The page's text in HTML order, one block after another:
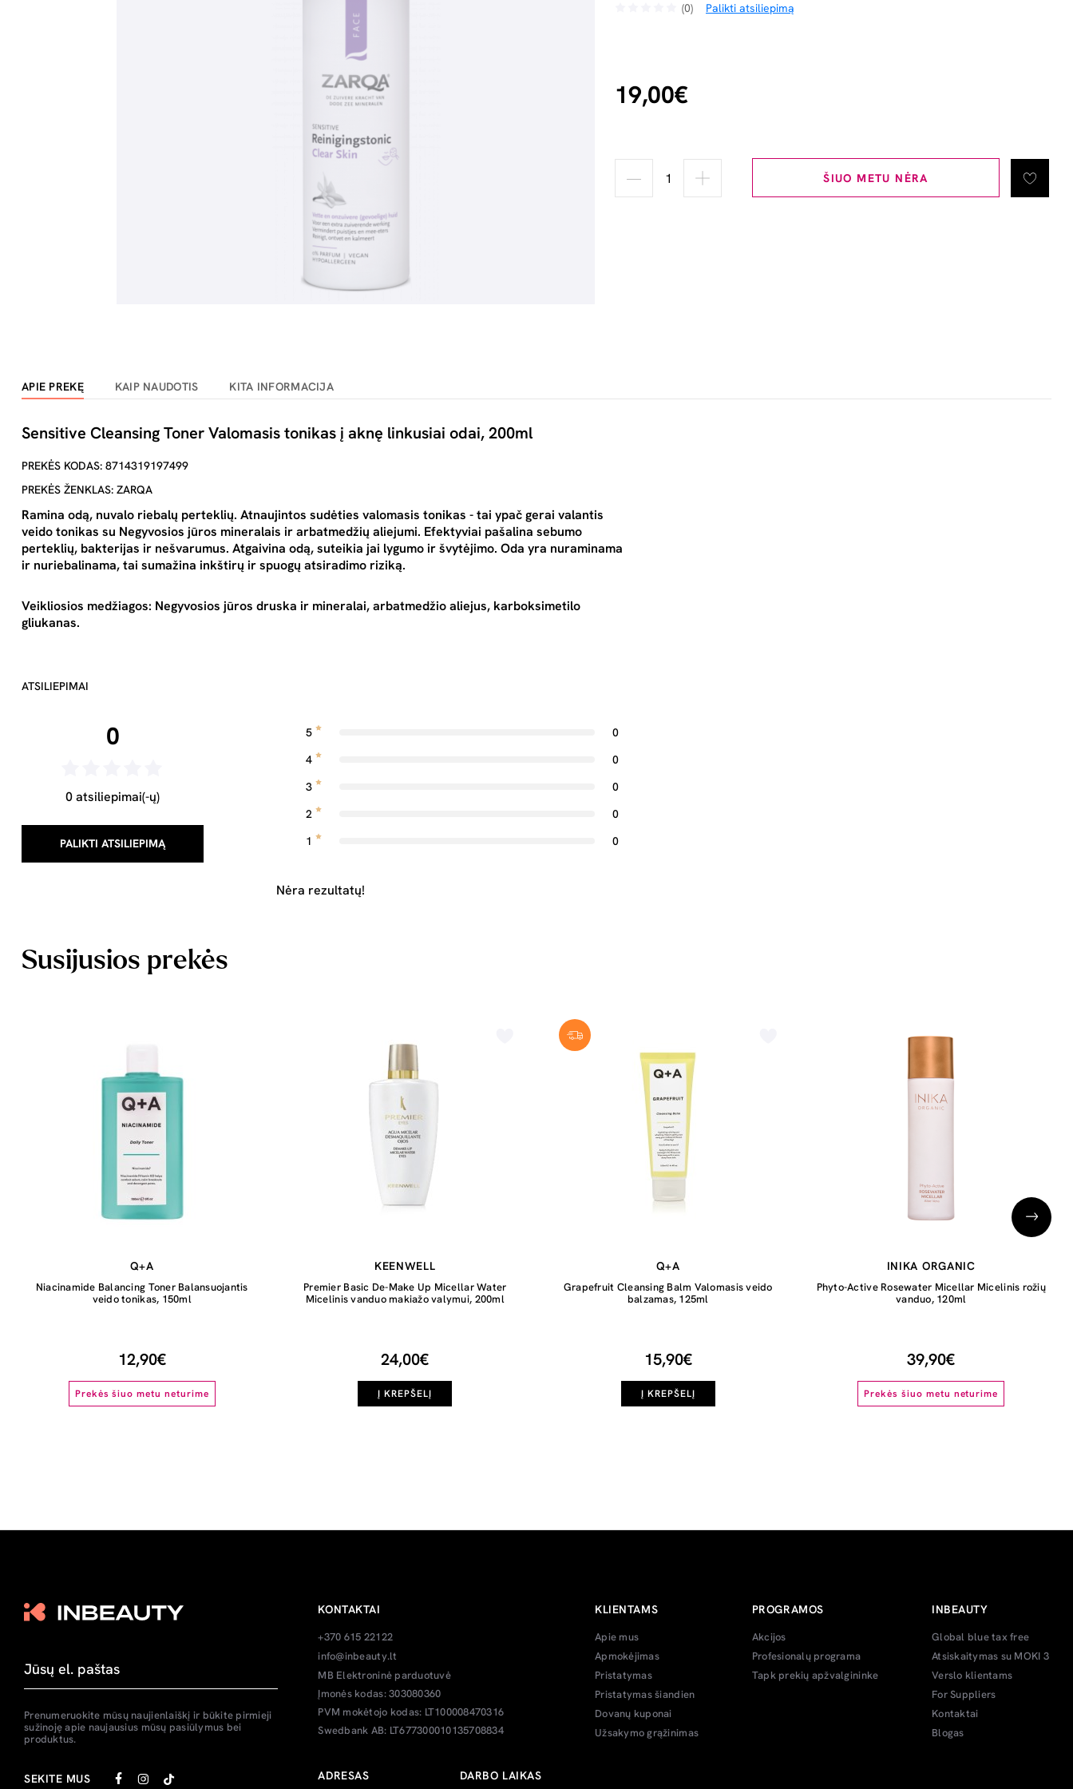
(0) Palikti atsiliepimą
19,00€
ŠIUO METU NĖRA
APIE PREKĘ KAIP NAUDOTIS KITA INFORMACIJA
Sensitive Cleansing Toner Valomasis tonikas į aknę linkusiai odai, 200ml
PREKĖS KODAS: 8714319197499
PREKĖS ŽENKLAS: ZARQA
Ramina odą, nuvalo riebalų perteklių. Atnaujintos sudėties valomasis tonikas - tai ypač gerai valantis
veido tonikas su Negyvosios jūros mineralais ir arbatmedžių aliejumi. Efektyviai pašalina sebumo
perteklių, bakterijas ir nešvarumus. Atgaivina odą, suteikia jai lygumo ir švytėjimo. Oda yra nuraminama
ir nuriebalinama, tai sumažina inkštirų ir spuogų atsiradimo riziką.
Veikliosios medžiagos: Negyvosios jūros druska ir mineralai, arbatmedžio aliejus, karboksimetilo
gliukanas.
ATSILIEPIMAI
0
0 atsiliepimai(-ų)
PALIKTI ATSILIEPIMĄ
5
0
4
0
3
0
2
0
1
0
Nėra rezultatų!
Susijusios prekės
Q+A
Niacinamide Balancing Toner Balansuojantis
veido tonikas, 150ml
12,90€
Prekės šiuo metu neturime
KEENWELL
Premier Basic De-Make Up Micellar Water
Micelinis vanduo makiažo valymui, 200ml
24,00€
Į KREPŠELĮ
Q+A
Grapefruit Cleansing Balm Valomasis veido
balzamas, 125ml
15,90€
Į KREPŠELĮ
INIKA ORGANIC
Phyto-Active Rosewater Micellar Micelinis rožių
vanduo, 120ml
39,90€
Prekės šiuo metu neturime
Prenumeruokite mūsų naujienlaiškį ir būkite pirmieji
sužinoję apie naujausius mūsų pasiūlymus bei
produktus.
SEKITE MUS
KONTAKTAI
+370 615 22122
info@inbeauty.lt
MB Elektroninė parduotuvė
Įmonės kodas: 303080360
PVM mokėtojo kodas: LT100008470316
Swedbank AB: LT677300010135708834
ADRESAS DARBO LAIKAS
KLIENTAMS
Apie mus
Apmokėjimas
Pristatymas
Pristatymas šiandien
Dovanų kuponai
Užsakymo grąžinimas
PROGRAMOS
Akcijos
Profesionalų programa
Tapk prekių apžvalgininke
INBEAUTY
Global blue tax free
Atsiskaitymas su MOKI 3
Verslo klientams
For Suppliers
Kontaktai
Blogas